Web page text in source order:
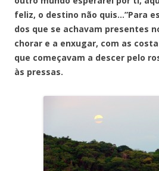
feliz, o destino não quis…”Para
dos que se achavam presentes
chorar e a enxugar, com as
que começavam a descer pelo
às pressas.